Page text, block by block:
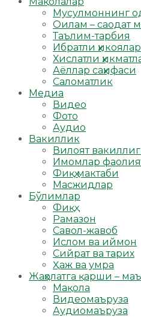
Мусулмоннинг
Оилам – саодат
Таълим-тарбия
Ибратли ҳикоялар
Хислатли
Аёллар саҳифаси
Саломатлик
Медиа
Видео
Фото
Аудио
Вакиллик
Вилоят
Имомлар
Фиқҳ мактаби
Масжидлар
Бўлимлар
Фиқҳ
Рамазон
Савол-жавоб
Ислом ва иймон
Сийрат ва тарих
Ҳаж ва умра
Жаҳолатга қарши –
Мақола
Видеомаъруза
Аудиомаъруза